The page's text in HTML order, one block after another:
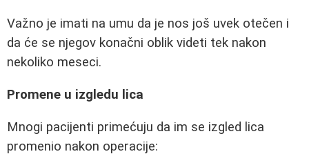
Važno je imati na umu da je nos još uvek otečen i
da će se njegov konačni oblik videti tek nakon
nekoliko meseci.
Promene u izgledu lica
Mnogi pacijenti primećuju da im se izgled lica
promenio nakon operacije: